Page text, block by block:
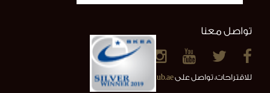
تواصل معنا
للاقتراحات، تواصل علىinfo@alainclub.ae